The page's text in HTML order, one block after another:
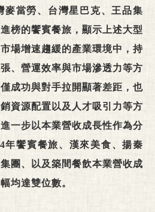
麥當勞、台灣星巴克、王品集
榜的饗賓餐旅，顯示上述大型
場增速趨緩的產業環境中，持
、營運效率與市場滲透力等方
成功與對手拉開顯著差距，也
資源配置以及人才吸引力等方
一步以本業營收成長性作為分
年饗賓餐旅、漢來美食、揚秦
團、以及築間餐飲本業營收成
均達雙位數。